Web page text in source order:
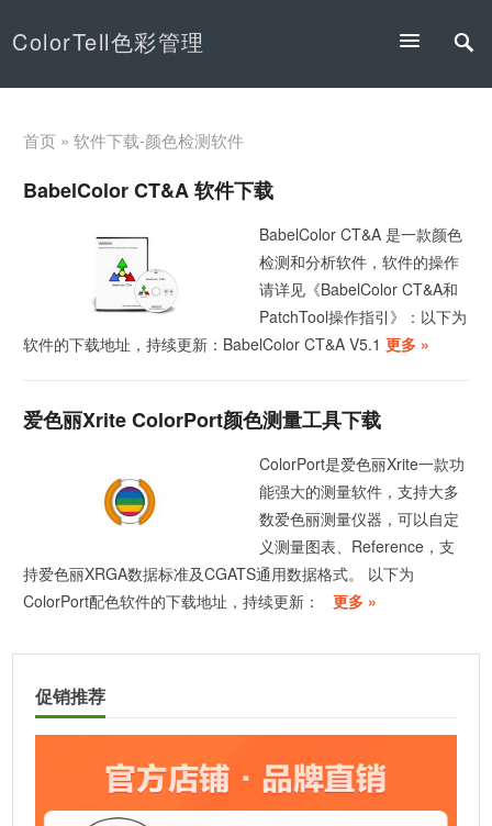
ColorTell色彩管理
首页 » 软件下载-颜色检测软件
BabelColor CT&A 软件下载
BabelColor CT&A 是一款颜色
检测和分析软件，软件的操作
请详见《BabelColor CT&A和
PatchTool操作指引》：以下为
软件的下载地址，持续更新：BabelColor CT&A V5.1 更多 »
爱色丽Xrite ColorPort颜色测量工具下载
ColorPort是爱色丽Xrite一款功
能强大的测量软件，支持大多
数爱色丽测量仪器，可以自定
义测量图表、Reference，支
持爱色丽XRGA数据标准及CGATS通用数据格式。 以下为
ColorPort配色软件的下载地址，持续更新：
更多 »
促销推荐